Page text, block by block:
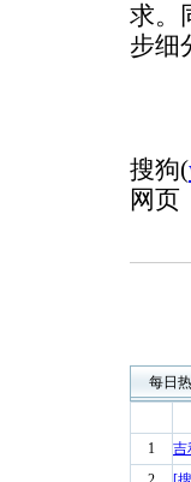
求。
步细
搜狗(
网页
每日
1
吉